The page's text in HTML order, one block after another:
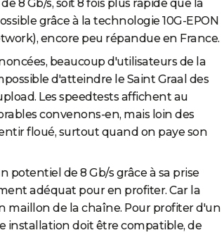
8 Gb/s, soit 8 fois plus rapide que la
grâce à la technologie 10G-EPON
encore peu répandue en France.
beaucoup d'utilisateurs de la
d'atteindre le Saint Graal des
Les speedtests affichent au
convenons-en, mais loin des
floué, surtout quand on paye son
potentiel de 8 Gb/s grâce à sa prise
adéquat pour en profiter. Car la
maillon de la chaîne. Pour profiter d'un
installation doit être compatible, de